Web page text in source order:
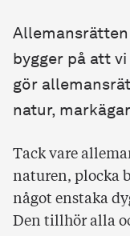
bygger på att
gör
natur,
Tack vare
naturen, plocka
något enstaka
Den tillhör alla